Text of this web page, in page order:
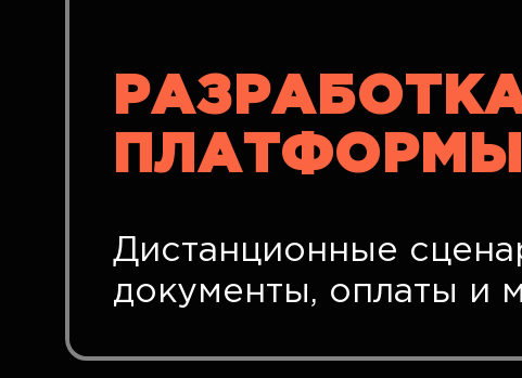
ПЛАТФОРМЫ
Дистанционные
документы, оплаты и